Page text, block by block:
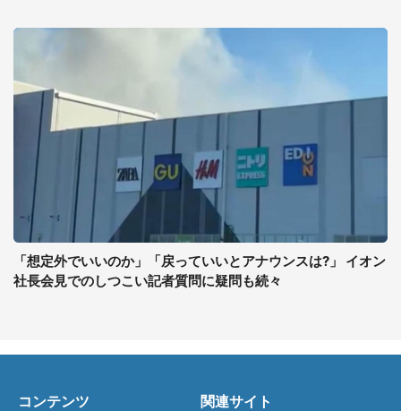
「想定外でいいのか」「戻っていいとアナウンスは?」 イオン
社長会見でのしつこい記者質問に疑問も続々
コンテンツ 関連サイト